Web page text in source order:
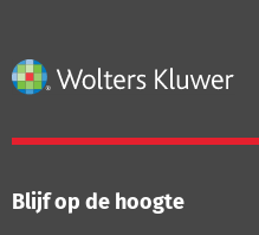
Blijf op de hoogte